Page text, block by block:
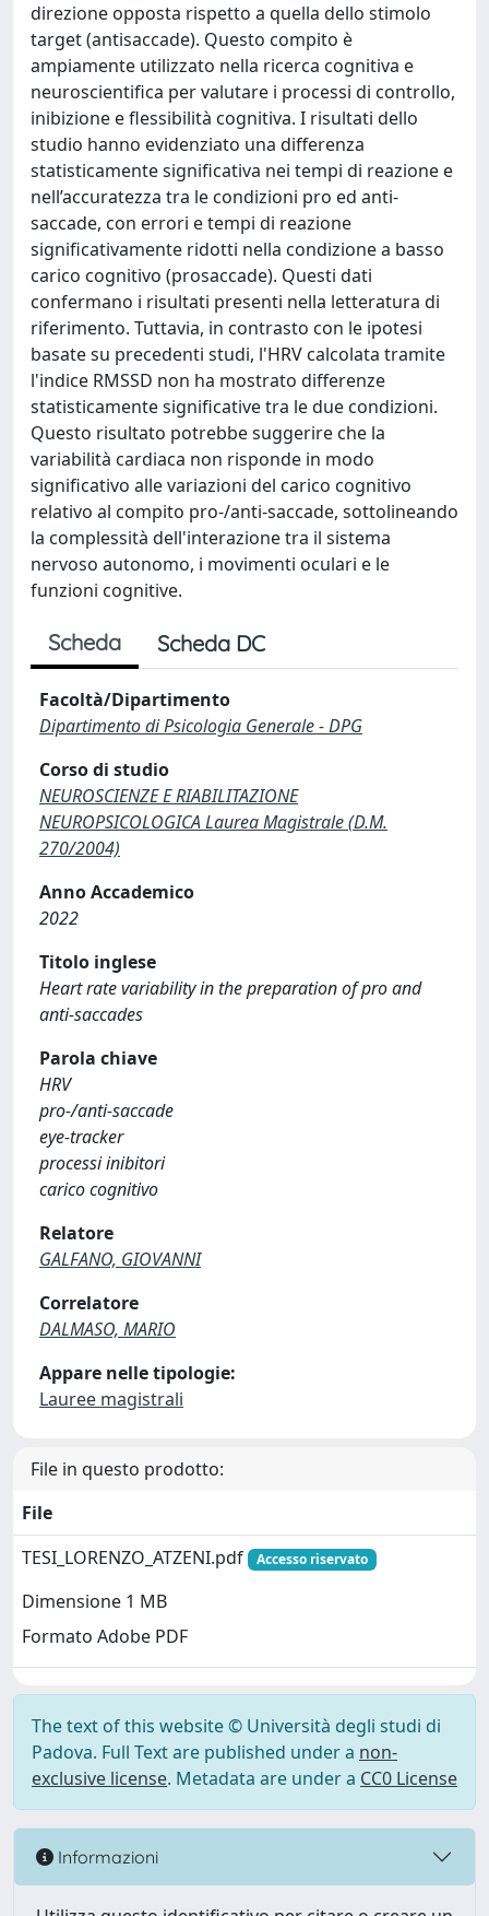
direzione opposta rispetto a quella dello stimolo
target (antisaccade). Questo compito è
ampiamente utilizzato nella ricerca cognitiva e
neuroscientifica per valutare i processi di controllo,
inibizione e flessibilità cognitiva. I risultati dello
studio hanno evidenziato una differenza
statisticamente significativa nei tempi di reazione e
nell’accuratezza tra le condizioni pro ed anti-
saccade, con errori e tempi di reazione
significativamente ridotti nella condizione a basso
carico cognitivo (prosaccade). Questi dati
confermano i risultati presenti nella letteratura di
riferimento. Tuttavia, in contrasto con le ipotesi
basate su precedenti studi, l'HRV calcolata tramite
l'indice RMSSD non ha mostrato differenze
statisticamente significative tra le due condizioni.
Questo risultato potrebbe suggerire che la
variabilità cardiaca non risponde in modo
significativo alle variazioni del carico cognitivo
relativo al compito pro-/anti-saccade, sottolineando
la complessità dell'interazione tra il sistema
nervoso autonomo, i movimenti oculari e le
funzioni cognitive.
Scheda Scheda DC
Facoltà/Dipartimento
Dipartimento di Psicologia Generale - DPG
Corso di studio
NEUROSCIENZE E RIABILITAZIONE
NEUROPSICOLOGICA Laurea Magistrale (D.M.
270/2004)
Anno Accademico
2022
Titolo inglese
Heart rate variability in the preparation of pro and
anti-saccades
Parola chiave
HRV
pro-/anti-saccade
eye-tracker
processi inibitori
carico cognitivo
Relatore
GALFANO, GIOVANNI
Correlatore
DALMASO, MARIO
Appare nelle tipologie:
Lauree magistrali
File in questo prodotto:
File
TESI_LORENZO_ATZENI.pdf
Accesso riservato
Dimensione 1 MB
Formato Adobe PDF
The text of this website © Università degli studi di
Padova. Full Text are published under a non-
exclusive license. Metadata are under a CC0 License
Informazioni